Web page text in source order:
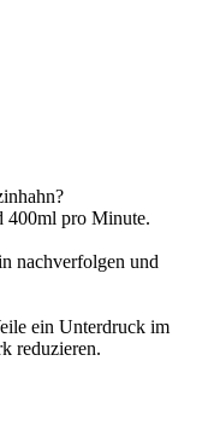
400ml pro Minute.
nachverfolgen und
ein Unterdruck im
reduzieren.